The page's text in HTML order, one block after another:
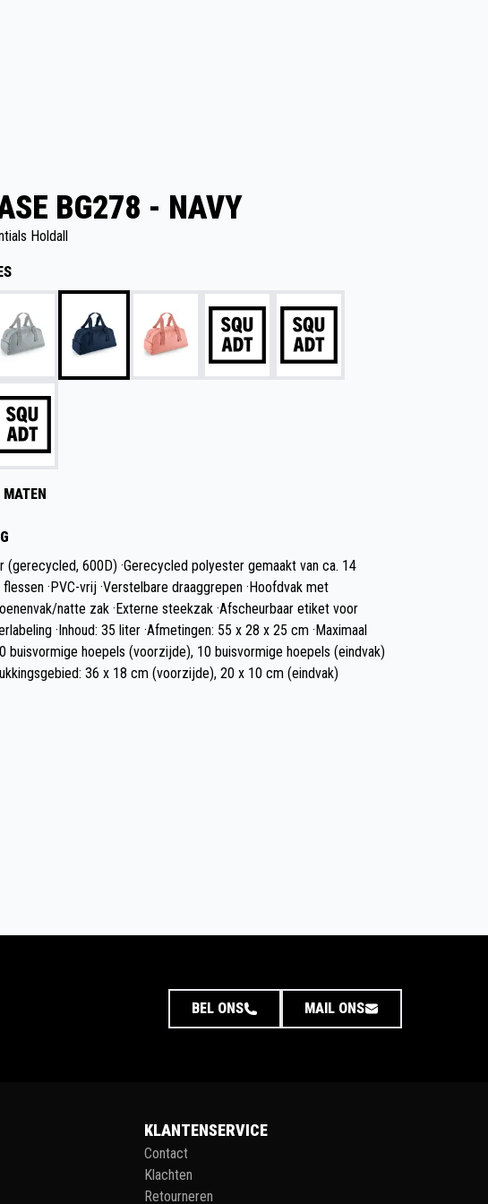
BG278 - NAVY
Holdall
MATEN
(gerecycled, 600D) ·Gerecycled polyester gemaakt van ca. 14
·PVC-vrij ·Verstelbare draaggrepen ·Hoofdvak met
natte zak ·Externe steekzak ·Afscheurbaar etiket voor
·Inhoud: 35 liter ·Afmetingen: 55 x 28 x 25 cm ·Maximaal
buisvormige hoepels (voorzijde), 10 buisvormige hoepels (eindvak)
36 x 18 cm (voorzijde), 20 x 10 cm (eindvak)
BEL ONS MAIL ONS
KLANTENSERVICE
Contact
Klachten
Retourneren